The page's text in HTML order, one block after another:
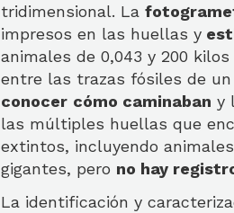
tridimensional. La
impresos en las huellas y
animales de 0,043 y 200
entre las trazas fósiles de
conocer cómo caminaban y
las múltiples huellas que
extintos, incluyendo
gigantes, pero no hay
La identificación y